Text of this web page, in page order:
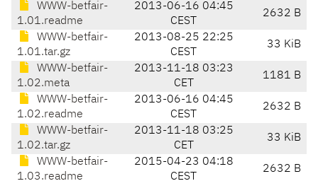
WWW-betfair-
1.01.readme
2013-06-16 04:45
CEST
2632 B
WWW-betfair-
1.01.tar.gz
2013-08-25 22:25
CEST
33 KiB
WWW-betfair-
1.02.meta
2013-11-18 03:23
CET
1181 B
WWW-betfair-
1.02.readme
2013-06-16 04:45
CEST
2632 B
WWW-betfair-
1.02.tar.gz
2013-11-18 03:25
CET
33 KiB
WWW-betfair-
1.03.readme
2015-04-23 04:18
CEST
2632 B